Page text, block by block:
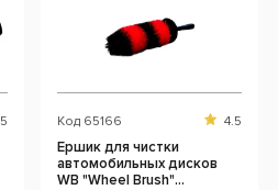
Код 65166 4.5
Ершик для чистки
автомобильных дисков
WB "Wheel Brush"